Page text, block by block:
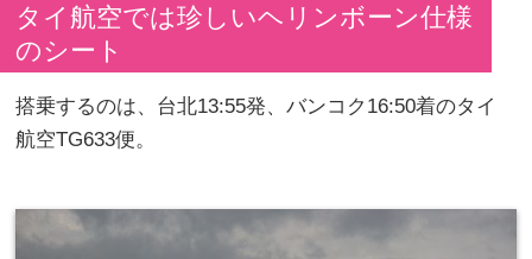
タイ航空では珍しいヘリンボーン仕様
のシート
搭乗するのは、台北13:55発、バンコク16:50着のタイ
航空TG633便。